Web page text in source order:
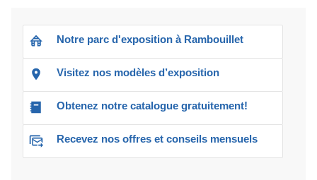
Notre parc d'exposition à Rambouillet
Visitez nos modèles d’exposition
Obtenez notre catalogue gratuitement!
Recevez nos offres et conseils mensuels